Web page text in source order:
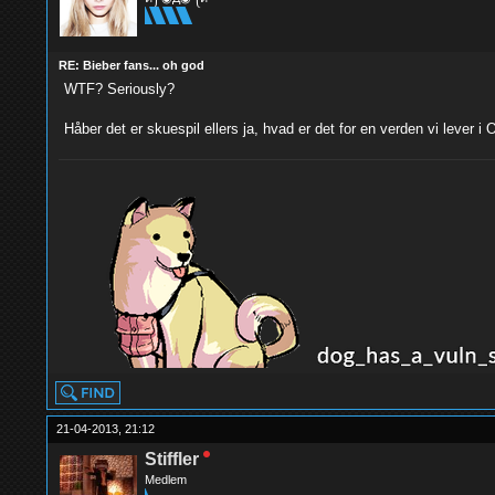
RE: Bieber fans... oh god
WTF? Seriously?
Håber det er skuespil ellers ja, hvad er det for en verden vi lever i
21-04-2013, 21:12
Stiffler
Medlem